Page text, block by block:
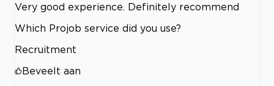
Very good experience. Definitely recommend
Which Projob service did you use?
Recruitment
Beveelt aan